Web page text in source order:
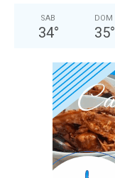
SAB
34°
DOM
35°